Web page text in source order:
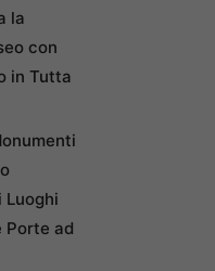
la
con
in Tutta
Luoghi
Porte ad